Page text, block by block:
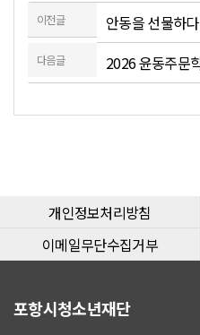
이전글 안동을 선물하
다음글
개인정보처리방침
이메일무단수집거부
포항시청소년재단